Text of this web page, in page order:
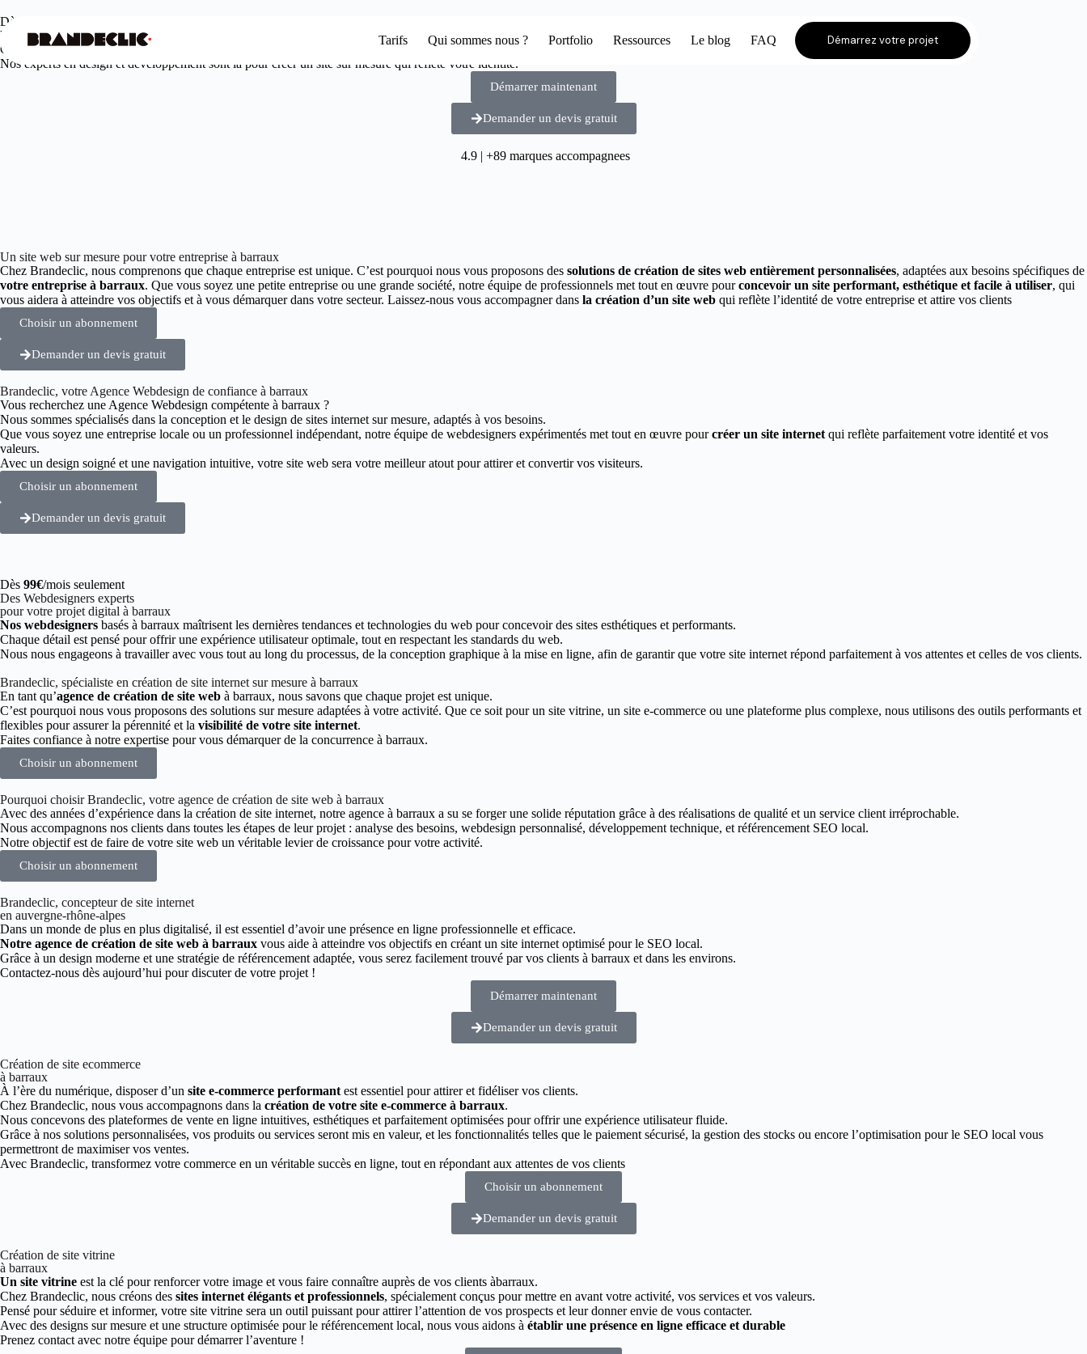
Tarifs Qui sommes nous ? Portfolio Ressources Le blog FAQ Démarrez votre projet
Dès
Votre agence web design à barraux
Offrez à votre entreprise une présence en ligne unique et engageante.
Nos experts en design et développement sont là pour créer un site sur mesure qui reflète votre identité.
Démarrer maintenant
Demander un devis gratuit
4.9 | +89 marques accompagnees
Un site web sur mesure pour votre entreprise à barraux
Chez Brandeclic, nous comprenons que chaque entreprise est unique. C’est pourquoi nous vous proposons des solutions de création de sites web entièrement personnalisées, adaptées aux besoins spécifiques de
votre entreprise à barraux. Que vous soyez une petite entreprise ou une grande société, notre équipe de professionnels met tout en œuvre pourconcevoir un site performant, esthétique et facile à utiliser, qui
vous aidera à atteindre vos objectifs et à vous démarquer dans votre secteur. Laissez-nous vous accompagner dans la création d’un site web qui reflète l’identité de votre entreprise et attire vos clients
Choisir un abonnement
Demander un devis gratuit
Brandeclic, votre Agence Webdesign de confiance à barraux
Vous recherchez une Agence Webdesign compétente à barraux ?
Nous sommes spécialisés dans la conception et le design de sites internet sur mesure, adaptés à vos besoins.
Que vous soyez une entreprise locale ou un professionnel indépendant, notre équipe de webdesigners expérimentés met tout en œuvre pourcréer un site internet qui reflète parfaitement votre identité et vos
valeurs.
Avec un design soigné et une navigation intuitive, votre site web sera votre meilleur atout pour attirer et convertir vos visiteurs.
Choisir un abonnement
Demander un devis gratuit
Dès 99€/mois seulement
Des Webdesigners experts
pour votre projet digital à barraux
Nos webdesigners basés à barraux maîtrisent les dernières tendances et technologies du web pour concevoir des sites esthétiques et performants.
Chaque détail est pensé pour offrir une expérience utilisateur optimale, tout en respectant les standards du web.
Nous nous engageons à travailler avec vous tout au long du processus, de la conception graphique à la mise en ligne, afin de garantir que votre site internet répond parfaitement à vos attentes et celles de vos clients.
Brandeclic, spécialiste en création de site internet sur mesure à barraux
En tant qu’agence de création de site web à barraux, nous savons que chaque projet est unique.
C’est pourquoi nous vous proposons des solutions sur mesure adaptées à votre activité. Que ce soit pour un site vitrine, un site e-commerce ou une plateforme plus complexe, nous utilisons des outils performants et
flexibles pour assurer la pérennité et la visibilité de votre site internet.
Faites confiance à notre expertise pour vous démarquer de la concurrence à barraux.
Choisir un abonnement
Pourquoi choisir Brandeclic, votre agence de création de site web à barraux
Avec des années d’expérience dans la création de site internet, notre agence à barraux a su se forger une solide réputation grâce à des réalisations de qualité et un service client irréprochable.
Nous accompagnons nos clients dans toutes les étapes de leur projet : analyse des besoins, webdesign personnalisé, développement technique, et référencement SEO local.
Notre objectif est de faire de votre site web un véritable levier de croissance pour votre activité.
Choisir un abonnement
Brandeclic, concepteur de site internet
en auvergne-rhône-alpes
Dans un monde de plus en plus digitalisé, il est essentiel d’avoir une présence en ligne professionnelle et efficace.
Notre agence de création de site web à barraux vous aide à atteindre vos objectifs en créant un site internet optimisé pour le SEO local.
Grâce à un design moderne et une stratégie de référencement adaptée, vous serez facilement trouvé par vos clients à barraux et dans les environs.
Contactez-nous dès aujourd’hui pour discuter de votre projet !
Démarrer maintenant
Demander un devis gratuit
Création de site ecommerce
à barraux
À l’ère du numérique, disposer d’un site e-commerce performant est essentiel pour attirer et fidéliser vos clients.
Chez Brandeclic, nous vous accompagnons dans la création de votre site e-commerce à barraux.
Nous concevons des plateformes de vente en ligne intuitives, esthétiques et parfaitement optimisées pour offrir une expérience utilisateur fluide.
Grâce à nos solutions personnalisées, vos produits ou services seront mis en valeur, et les fonctionnalités telles que le paiement sécurisé, la gestion des stocks ou encore l’optimisation pour le SEO local vous
permettront de maximiser vos ventes.
Avec Brandeclic, transformez votre commerce en un véritable succès en ligne, tout en répondant aux attentes de vos clients
Choisir un abonnement
Demander un devis gratuit
Création de site vitrine
à barraux
Un site vitrine est la clé pour renforcer votre image et vous faire connaître auprès de vos clients àbarraux.
Chez Brandeclic, nous créons des sites internet élégants et professionnels, spécialement conçus pour mettre en avant votre activité, vos services et vos valeurs.
Pensé pour séduire et informer, votre site vitrine sera un outil puissant pour attirer l’attention de vos prospects et leur donner envie de vous contacter.
Avec des designs sur mesure et une structure optimisée pour le référencement local, nous vous aidons à établir une présence en ligne efficace et durable
Prenez contact avec notre équipe pour démarrer l’aventure !